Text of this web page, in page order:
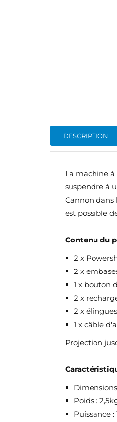
DESCRIPTION
La machine à
suspendre à
Cannon dans
est possible
Contenu du
2 x
2 x
1 x bouton
2 x
2 x
1 x câble
Projection
Poids :
Puissance :